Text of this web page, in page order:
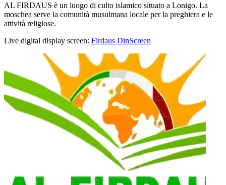
AL FIRDAUS è un luogo di culto islamico situato a Lonigo. La
moschea serve la comunità musulmana locale per la preghiera e le
attività religiose.
Live digital display screen: Firdaus DinScreen